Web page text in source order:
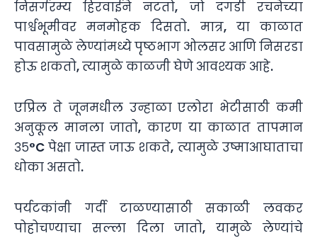
निसर्गरम्य हिरवाईने नटतो, जो दगडी रचनेच्या
पार्श्वभूमीवर मनमोहक दिसतो. मात्र, या काळात
पावसामुळे लेण्यांमध्ये पृष्ठभाग ओलसर आणि निसरडा
होऊ शकतो, त्यामुळे काळजी घेणे आवश्यक आहे.
एप्रिल ते जूनमधील उन्हाळा एलोरा भेटीसाठी कमी
अनुकूल मानला जातो, कारण या काळात तापमान
३५°C पेक्षा जास्त जाऊ शकते, त्यामुळे उष्माआघाताचा
धोका असतो.
पर्यटकांनी गर्दी टाळण्यासाठी सकाळी लवकर
पोहोचण्याचा सल्ला दिला जातो, यामुळे लेण्यांचे